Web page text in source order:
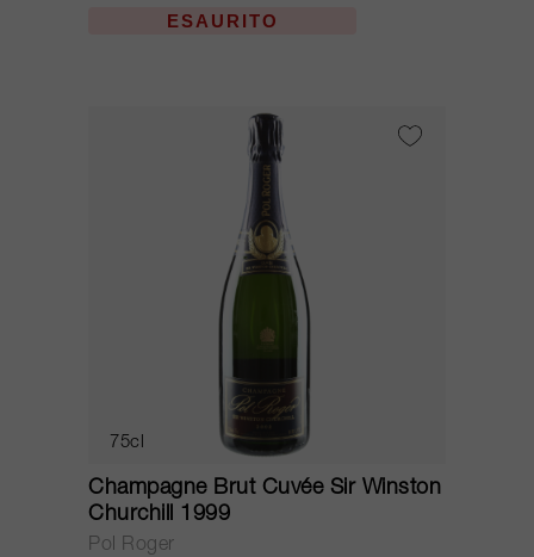
ESAURITO
75cl
Champagne Brut Cuvée Sir Winston
Churchill 1999
Pol Roger